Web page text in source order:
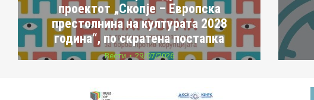
проектот „Скопје – Европска
престолнина на културата 2028
година“, по скратена постапка
Вести 29/07/2026